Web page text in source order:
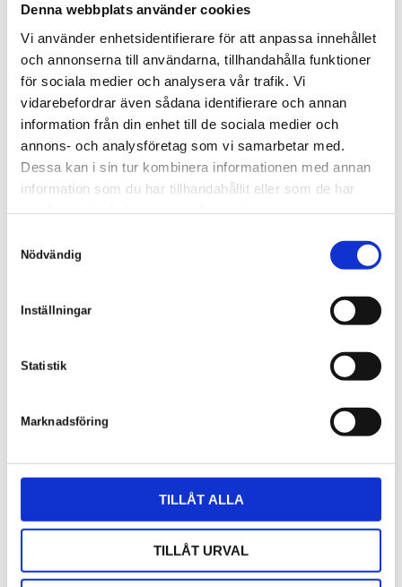
Denna webbplats använder cookies
Vi använder enhetsidentifierare för att anpassa innehållet
och annonserna till användarna, tillhandahålla funktioner
för sociala medier och analysera vår trafik. Vi
vidarebefordrar även sådana identifierare och annan
information från din enhet till de sociala medier och
annons- och analysföretag som vi samarbetar med.
Dessa kan i sin tur kombinera informationen med annan
information som du har tillhandahållit eller som de har
Nödvändig
Inställningar
Statistik
Marknadsföring
TILLÅT ALLA
TILLÅT URVAL
Hallands klimatlyft
Igår gick startskottet för vårt deltagande i Hallands
Klimatlyft. Vi på Sköld Forsberg kommer tillsammans
med de andra deltagande företagen att kämpa för att
minska vår klimatpåverkan.
Läs mer om Hallands Klimatlyft på LinkedIn
Sandgatan 1
0346 800 50
info@skoldforsberg.se